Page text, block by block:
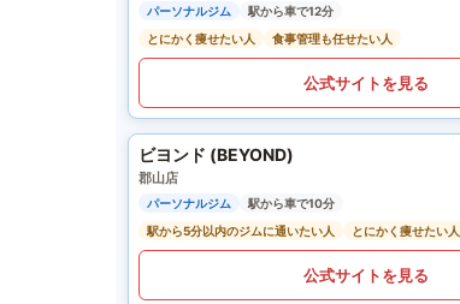
パーソナルジム
駅から車で12分
とにかく痩せたい人
食事管理も任せたい人
公式サイトを見る
ビヨンド (BEYOND)
郡山店
パーソナルジム
駅から車で10分
駅から5分以内のジムに通いたい人
とにかく痩せたい人
公式サイトを見る